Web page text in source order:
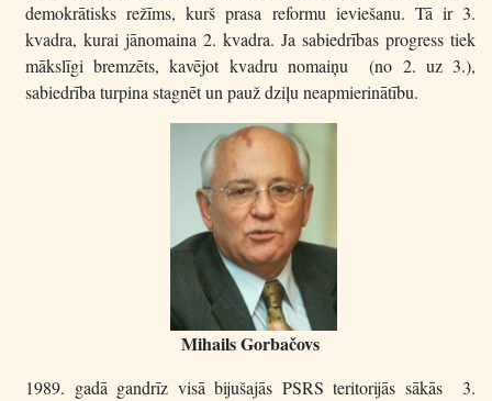
demokrātisks režīms, kurš prasa reformu ieviešanu. Tā ir 3.
kvadra, kurai jānomaina 2. kvadra. Ja sabiedrības progress tiek
mākslīgi bremzēts, kavējot kvadru nomaiņu (no 2. uz 3.),
sabiedrība turpina stagnēt un pauž dziļu neapmierinātību.
Mihails Gorbačovs
1989. gadā gandrīz visā bijušajās PSRS teritorijās sākās 3.